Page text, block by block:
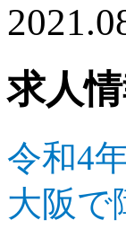
求人
令和4
大阪で